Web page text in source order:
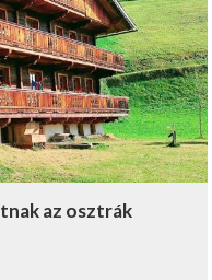
az osztrák